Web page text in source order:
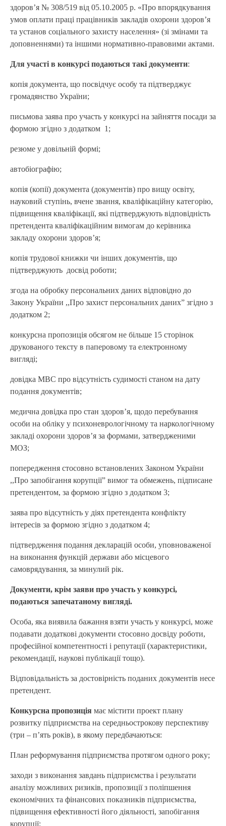
здоров’я № 308/519 від 05.10.2005 р. «Про впорядкування
умов оплати праці працівників закладів охорони здоров’я
та установ соціального захисту населення» (зі змінами та
доповненнями) та іншими нормативно-правовими актами.
Для участі в конкурсі подаються такі документи:
копія документа, що посвідчує особу та підтверджує
громадянство України;
письмова заява про участь у конкурсі на зайняття посади за
формою згідно з додатком 1;
резюме у довільній формі;
автобіографію;
копія (копії) документа (документів) про вищу освіту,
науковий ступінь, вчене звання, кваліфікаційну категорію,
підвищення кваліфікації, які підтверджують відповідність
претендента кваліфікаційним вимогам до керівника
закладу охорони здоров’я;
копія трудової книжки чи інших документів, що
підтверджують досвід роботи;
згода на обробку персональних даних відповідно до
Закону України ,,Про захист персональних даних” згідно з
додатком 2;
конкурсна пропозиція обсягом не більше 15 сторінок
друкованого тексту в паперовому та електронному
вигляді;
довідка МВС про відсутність судимості станом на дату
подання документів;
медична довідка про стан здоров’я, щодо перебування
особи на обліку у психоневрологічному та наркологічному
закладі охорони здоров’я за формами, затвердженими
МОЗ;
попередження стосовно встановлених Законом України
,,Про запобігання корупції” вимог та обмежень, підписане
претендентом, за формою згідно з додатком 3;
заява про відсутність у діях претендента конфлікту
інтересів за формою згідно з додатком 4;
підтвердження подання декларацій особи, уповноваженої
на виконання функцій держави або місцевого
самоврядування, за минулий рік.
Документи, крім заяви про участь у конкурсі,
подаються запечатаному вигляді.
Особа, яка виявила бажання взяти участь у конкурсі, може
подавати додаткові документи стосовно досвіду роботи,
професійної компетентності і репутації (характеристики,
рекомендації, наукові публікації тощо).
Відповідальність за достовірність поданих документів несе
претендент.
Конкурсна пропозиція має містити проект плану
розвитку підприємства на середньострокову перспективу
(три – п’ять років), в якому передбачаються:
План реформування підприємства протягом одного року;
заходи з виконання завдань підприємства і результати
аналізу можливих ризиків, пропозиції з поліпшення
економічних та фінансових показників підприємства,
підвищення ефективності його діяльності, запобігання
корупції;